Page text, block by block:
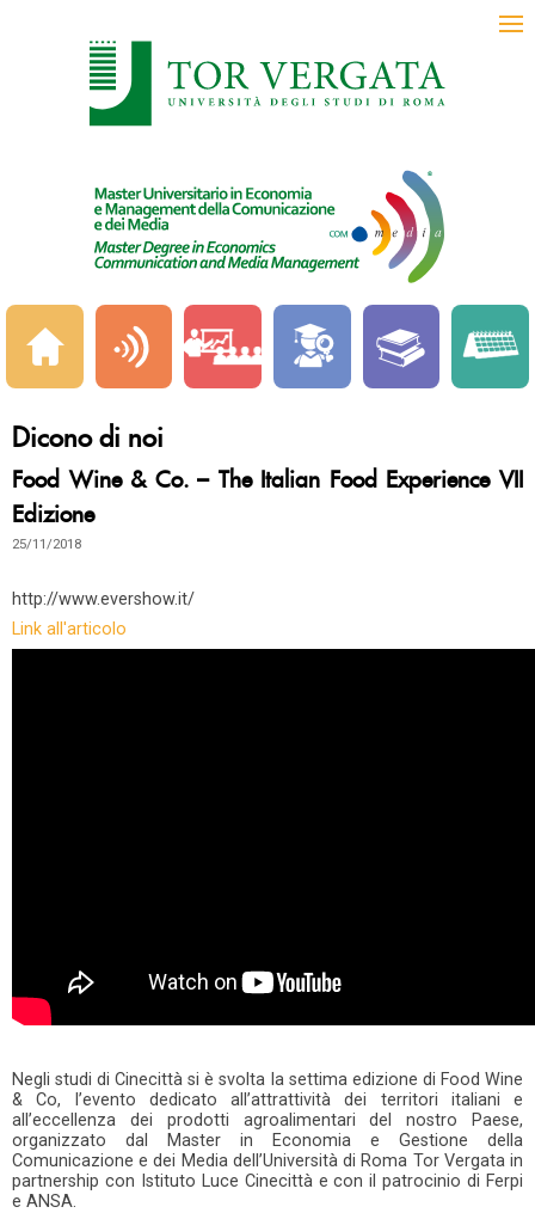
Dicono di noi
Food Wine & Co. – The Italian Food Experience VII
Edizione
25/11/2018
http://www.evershow.it/
Link all'articolo
Negli studi di Cinecittà si è svolta la settima edizione di Food Wine
& Co, l’evento dedicato all’attrattività dei territori italiani e
all’eccellenza dei prodotti agroalimentari del nostro Paese,
organizzato dal Master in Economia e Gestione della
Comunicazione e dei Media dell’Università di Roma Tor Vergata in
partnership con Istituto Luce Cinecittà e con il patrocinio di Ferpi
e ANSA.